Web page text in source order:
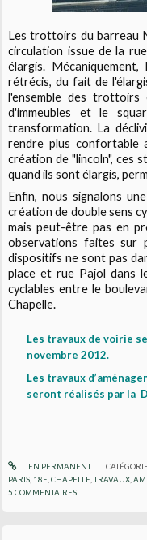
Les trottoirs du barreau
circulation issue de la
élargis.
rétrécis, du fait de
l'ensemble des
d'immeubles et le
transformation. La
rendre plus confortable
création de "lincoln", ces
quand ils sont élargis,
Enfin, nous signalons
création de double sens
mais peut-être pas en
observations faites sur
dispositifs ne sont pas
place et rue Pajol dans
cyclables entre le
Chapelle.
Les travaux de voirie
novembre 2012.
Les travaux
seront réalisés par la
LIEN PERMANENT
PARIS 18E ,CHAPELLE ,TRAVAUX ,
5 COMMENTAIRES